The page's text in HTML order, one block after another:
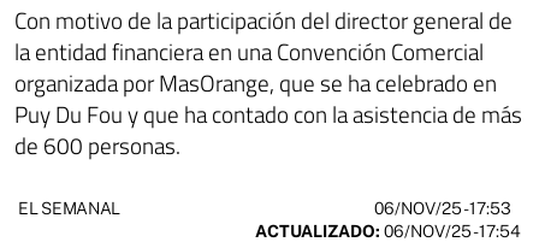
Con motivo de la participación del director general de
la entidad financiera en una Convención Comercial
organizada por MasOrange, que se ha celebrado en
Puy Du Fou y que ha contado con la asistencia de más
de 600 personas.
EL SEMANAL 06/NOV/25- 17:53
ACTUALIZADO: 06/NOV/25 - 17:54